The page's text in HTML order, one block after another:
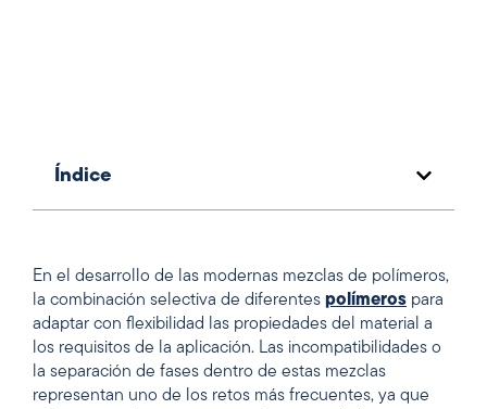
Índice
En el desarrollo de las modernas mezclas de polímeros,
la combinación selectiva de diferentes polímeros para
adaptar con flexibilidad las propiedades del material a
los requisitos de la aplicación. Las incompatibilidades o
la separación de fases dentro de estas mezclas
representan uno de los retos más frecuentes, ya que